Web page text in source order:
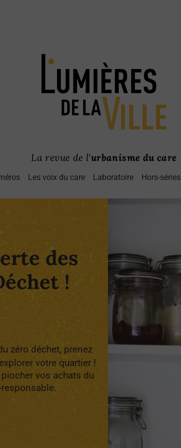
La revue de l'urbanisme du care
Les voix du care Laboratoire Hors-séries
des
!
zéro déchet, prenez
votre quartier !
vos achats du